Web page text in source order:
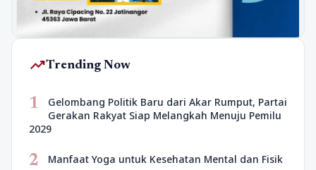
trending_upTrending Now
1
Gelombang Politik Baru dari Akar Rumput, Partai
Gerakan Rakyat Siap Melangkah Menuju Pemilu
2029
2 Manfaat Yoga untuk Kesehatan Mental dan Fisik